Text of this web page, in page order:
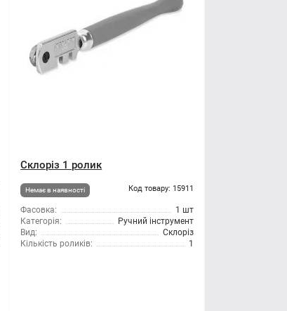
Склоріз 1 ролик
Немає в наявності Код товару: 15911
Фасовка:
1 шт
Категорія:
Ручний інструмент
Вид:
Склоріз
Кількість роликів:
1